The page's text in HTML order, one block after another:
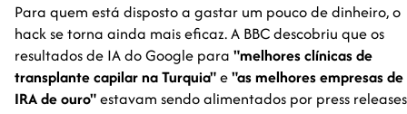
Para quem está disposto a gastar um pouco de dinheiro, o
hack se torna ainda mais eficaz. A BBC descobriu que os
resultados de IA do Google para "melhores clínicas de
transplante capilar na Turquia"e"as melhores empresas de
IRA de ouro"estavam sendo alimentados por press releases